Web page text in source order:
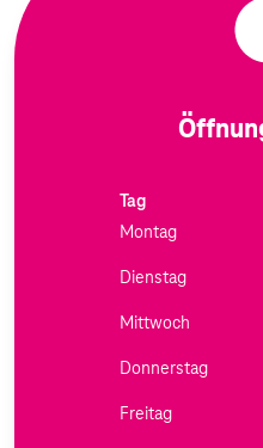
Tag
Montag
Dienstag
Mittwoch
Donnerstag
Freitag